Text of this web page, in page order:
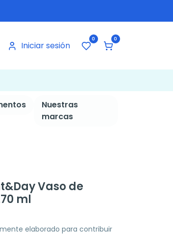
Iniciar sesión
0 0
Nuestras
marcas
Vaso de
ml
elaborado para contribuir